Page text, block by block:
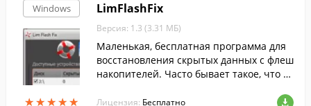
Windows
★★★★★
★★★★★
LimFlashFix
Версия: 1.3 (3.31 МБ)
Маленькая, бесплатная программа для
восстановления скрытых данных с флеш
накопителей. Часто бывает такое, что н
о знаете что они там были.
Лицензия: Бесплатно